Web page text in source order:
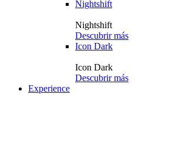
Nightshift
Nightshift
Descubrir más
Icon Dark
Icon Dark
Descubrir más
Experience